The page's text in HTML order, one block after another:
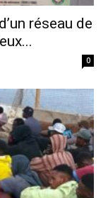
réseau de
0